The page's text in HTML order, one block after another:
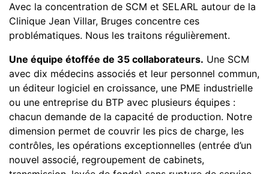
Avec la concentration de SCM et SELARL autour de la
Clinique Jean Villar, Bruges concentre ces
problématiques. Nous les traitons régulièrement.
Une équipe étoffée de 35 collaborateurs. Une SCM
avec dix médecins associés et leur personnel commun,
un éditeur logiciel en croissance, une PME industrielle
ou une entreprise du BTP avec plusieurs équipes :
chacun demande de la capacité de production. Notre
dimension permet de couvrir les pics de charge, les
contrôles, les opérations exceptionnelles (entrée d’un
nouvel associé, regroupement de cabinets,